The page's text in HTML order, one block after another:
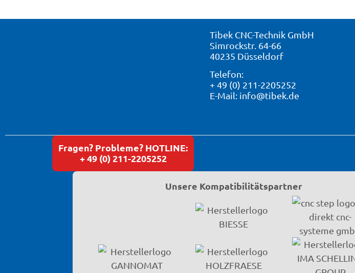
Tibek CNC-Technik GmbH
Simrockstr. 64-66
40235 Düsseldorf
Telefon:
+ 49 (0) 211-2205252
E-Mail: info@tibek.de
Fragen? Probleme? HOTLINE:
+ 49 (0) 211-2205252
Unsere Kompatibilitätspartner